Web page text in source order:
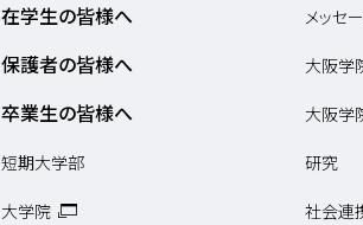
在学生の皆様へ
保護者の皆様へ
卒業生の皆様へ
短期大学部
大学院
メッセ
大阪学
大阪学
研究
社会連